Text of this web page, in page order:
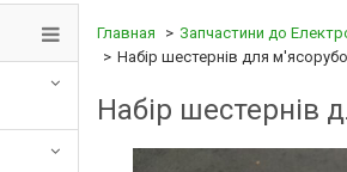
Главная Запчастини до
Набір шестернів для
Набір шестернів